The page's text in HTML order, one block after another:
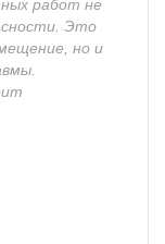
работ не
Это
но и